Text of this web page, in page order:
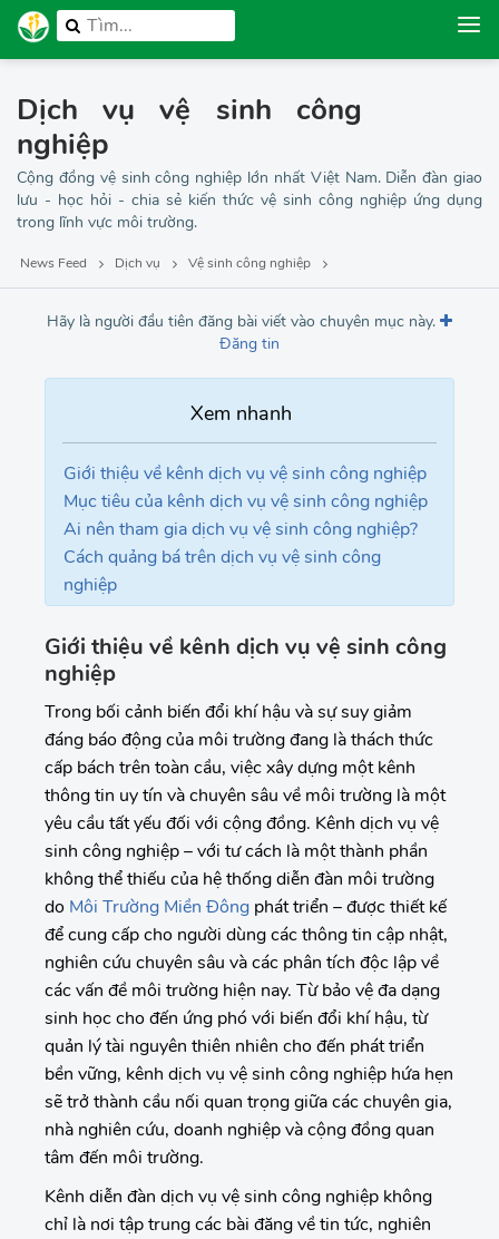
Dịch vụ vệ sinh công
nghiệp
Cộng đồng vệ sinh công nghiệp lớn nhất Việt Nam. Diễn đàn giao
lưu - học hỏi - chia sẻ kiến thức vệ sinh công nghiệp ứng dụng
trong lĩnh vực môi trường.
News Feed Dịch vụ Vệ sinh công nghiệp
Hãy là người đầu tiên đăng bài viết vào chuyên mục này.
Đăng tin
Giới thiệu về kênh dịch vụ vệ sinh công nghiệp
Mục tiêu của kênh dịch vụ vệ sinh công nghiệp
Ai nên tham gia dịch vụ vệ sinh công nghiệp?
Cách quảng bá trên dịch vụ vệ sinh công
nghiệp
Giới thiệu về kênh dịch vụ vệ sinh công
nghiệp
Trong bối cảnh biến đổi khí hậu và sự suy giảm
đáng báo động của môi trường đang là thách thức
cấp bách trên toàn cầu, việc xây dựng một kênh
thông tin uy tín và chuyên sâu về môi trường là một
yêu cầu tất yếu đối với cộng đồng. Kênh dịch vụ vệ
sinh công nghiệp – với tư cách là một thành phần
không thể thiếu của hệ thống diễn đàn môi trường
do Môi Trường Miền Đông phát triển – được thiết kế
để cung cấp cho người dùng các thông tin cập nhật,
nghiên cứu chuyên sâu và các phân tích độc lập về
các vấn đề môi trường hiện nay. Từ bảo vệ đa dạng
sinh học cho đến ứng phó với biến đổi khí hậu, từ
quản lý tài nguyên thiên nhiên cho đến phát triển
bền vững, kênh dịch vụ vệ sinh công nghiệp hứa hẹn
sẽ trở thành cầu nối quan trọng giữa các chuyên gia,
nhà nghiên cứu, doanh nghiệp và cộng đồng quan
tâm đến môi trường.
Kênh diễn đàn dịch vụ vệ sinh công nghiệp không
chỉ là nơi tập trung các bài đăng về tin tức, nghiên